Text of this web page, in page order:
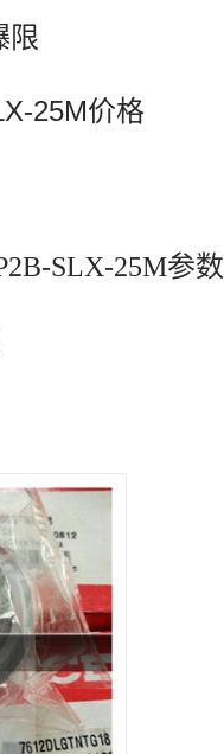
限
25M价格
SLX-25M参数